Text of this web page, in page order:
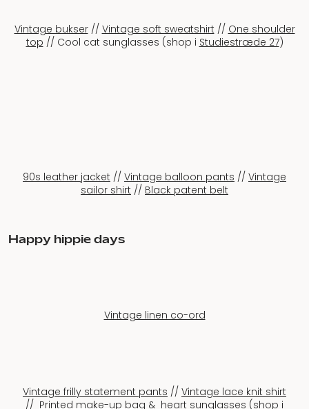
Vintage bukser// Vintage soft sweatshirt // One shoulder
top // Cool cat sunglasses (shop i Studiestræde 27)
90s leather jacket // Vintage balloon pants // Vintage
sailor shirt // Black patent belt
Happy hippie days
Vintage linen co-ord
Vintage frilly statement pants // Vintage lace knit shirt
// Printed make-up bag & heart sunglasses (shop i